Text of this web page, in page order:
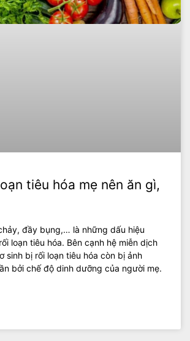
tiêu hóa mẹ nên ăn gì,
đầy bụng,… là những dấu hiệu
loạn tiêu hóa. Bên cạnh hệ miễn dịch
sinh bị rối loạn tiêu hóa còn bị ảnh
bởi chế độ dinh dưỡng của người mẹ.